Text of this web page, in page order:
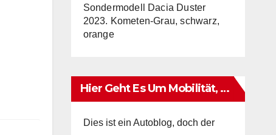
Sondermodell Dacia Duster
2023. Kometen-Grau, schwarz,
orange
Hier Geht Es Um Mobilität, …
Dies ist ein Autoblog, doch der